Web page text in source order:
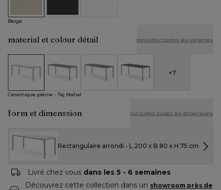
Beige
material et colour détail consultez toutes les variantes
Céramique pleine - Taj Mahal
Céramique pleine - Aspen Grey
Céramique pleine - Basalt Black
Céramique pleine - Black
+7
Céramique pleine - Taj Mahal
form et dimenssion consultez toutes les dimensions
Rectangulaire arrondi - L 200 x B 80 x H 75 cm
Livré chez vous dans les 5 - 6 semaines
Découvrez cette collection dans un showroom près de